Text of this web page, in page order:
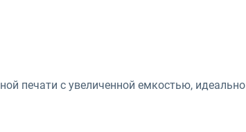
печати с увеличенной емкостью, идеально